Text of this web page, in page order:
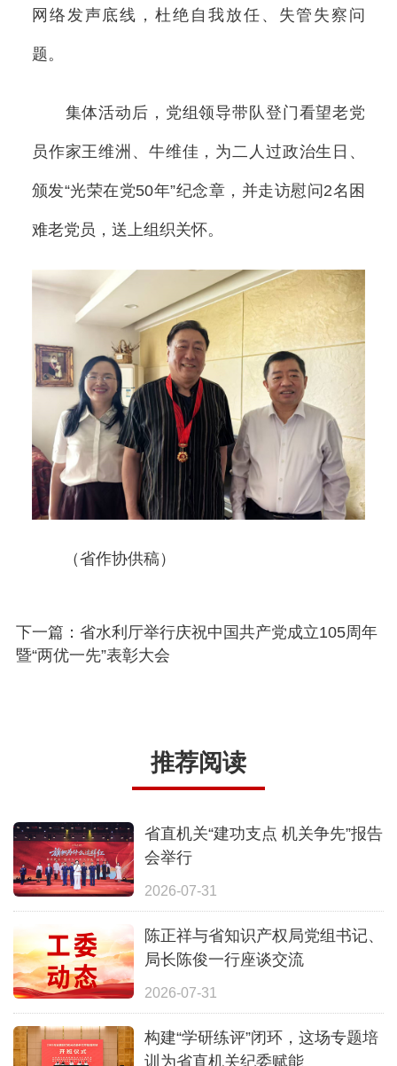
网络发声底线，杜绝自我放任、失管失察问
题。
集体活动后，党组领导带队登门看望老党
员作家王维洲、牛维佳，为二人过政治生日、
颁发“光荣在党50年”纪念章，并走访慰问2名困
难老党员，送上组织关怀。
（省作协供稿）
下一篇：省水利厅举行庆祝中国共产党成立105周年
暨“两优一先”表彰大会
推荐阅读
省直机关“建功支点 机关争先”报告
会举行
2026-07-31
陈正祥与省知识产权局党组书记、
局长陈俊一行座谈交流
2026-07-31
构建“学研练评”闭环，这场专题培
训为省直机关纪委赋能